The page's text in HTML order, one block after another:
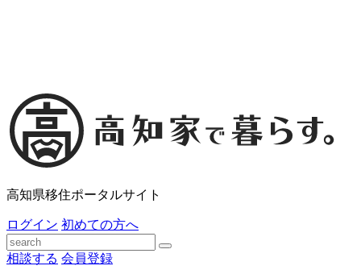
高知県移住ポータルサイト
ログイン 初めての方へ
相談する 会員登録